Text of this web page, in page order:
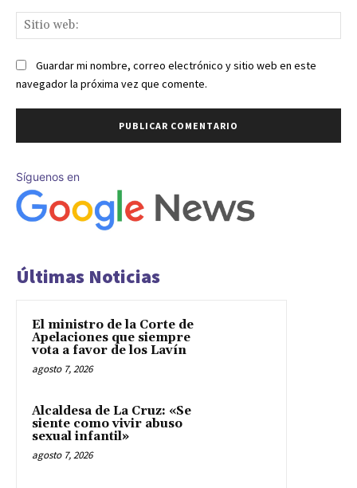
Guardar mi nombre, correo electrónico y sitio web en este
navegador la próxima vez que comente.
Síguenos en
Últimas Noticias
El ministro de la Corte de
Apelaciones que siempre
vota a favor de los Lavín
agosto 7, 2026
Alcaldesa de La Cruz: «Se
siente como vivir abuso
sexual infantil»
agosto 7, 2026